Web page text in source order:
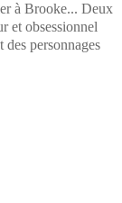
à Brooke... Deux
et obsessionnel
personnages